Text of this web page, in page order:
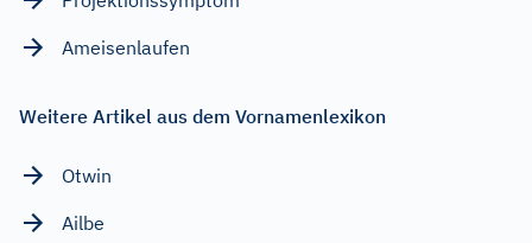
Ameisenlaufen
Weitere Artikel aus dem Vornamenlexikon
Otwin
Ailbe